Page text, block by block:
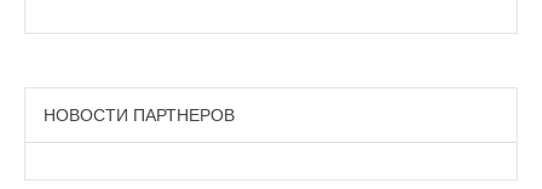
НОВОСТИ ПАРТНЕРОВ